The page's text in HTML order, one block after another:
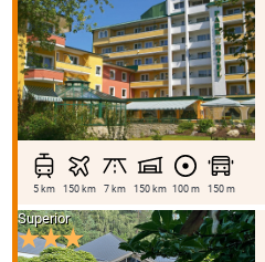
5 km 150 km 7 km 150 km 100 m 150 m
Superior